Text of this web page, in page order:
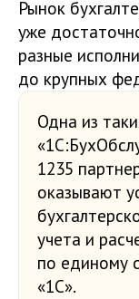
Рынок
уже
разные
до крупных
Одна из
1235
оказывают
учета и
по единому
«1С».